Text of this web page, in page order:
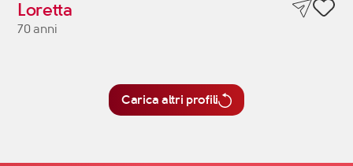
Loretta
70 anni
Carica altri profili